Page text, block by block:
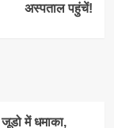
अस्पताल पहुंचें!
में धमाका,